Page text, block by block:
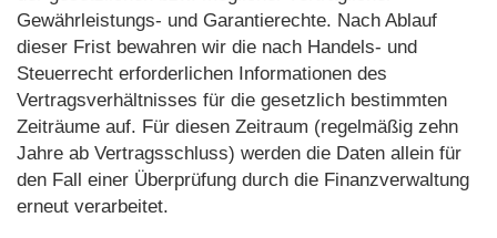
Gewährleistungs- und Garantierechte. Nach Ablauf
dieser Frist bewahren wir die nach Handels- und
Steuerrecht erforderlichen Informationen des
Vertragsverhältnisses für die gesetzlich bestimmten
Zeiträume auf. Für diesen Zeitraum (regelmäßig zehn
Jahre ab Vertragsschluss) werden die Daten allein für
den Fall einer Überprüfung durch die Finanzverwaltung
erneut verarbeitet.